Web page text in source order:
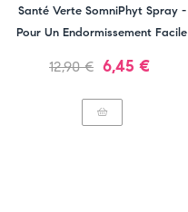
Santé Verte SomniPhyt Spray -
Pour Un Endormissement Facile
Prix
12,90 € Prix
6,45 €